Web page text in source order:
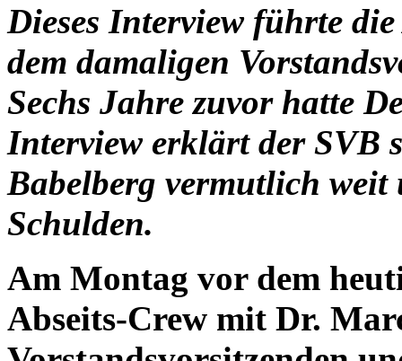
Dieses Interview führte
dem damaligen
Sechs Jahre zuvor hatte
Interview erklärt der SVB
Babelberg vermutlich
Schulden.
Am Montag vor dem
Abseits-Crew mit Dr.